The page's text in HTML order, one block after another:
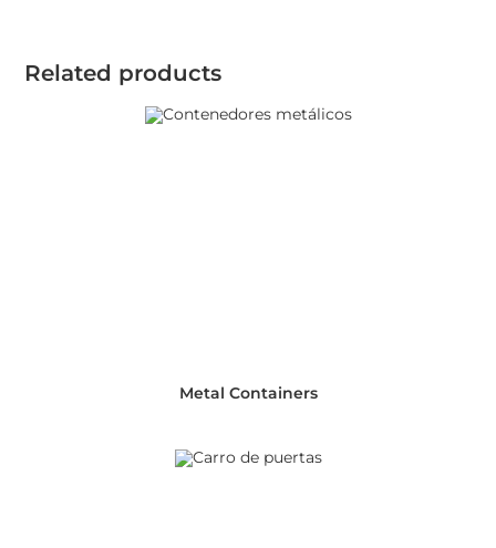
Related products
Metal Containers